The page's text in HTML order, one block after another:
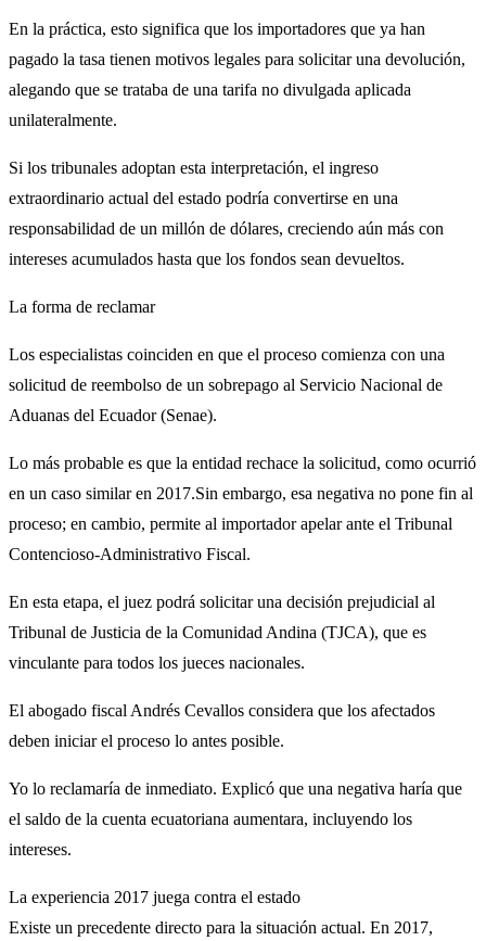
En la práctica, esto significa que los importadores que ya han
pagado la tasa tienen motivos legales para solicitar una devolución,
alegando que se trataba de una tarifa no divulgada aplicada
unilateralmente.
Si los tribunales adoptan esta interpretación, el ingreso
extraordinario actual del estado podría convertirse en una
responsabilidad de un millón de dólares, creciendo aún más con
intereses acumulados hasta que los fondos sean devueltos.
La forma de reclamar
Los especialistas coinciden en que el proceso comienza con una
solicitud de reembolso de un sobrepago al Servicio Nacional de
Aduanas del Ecuador (Senae).
Lo más probable es que la entidad rechace la solicitud, como ocurrió
en un caso similar en 2017.Sin embargo, esa negativa no pone fin al
proceso; en cambio, permite al importador apelar ante el Tribunal
Contencioso-Administrativo Fiscal.
En esta etapa, el juez podrá solicitar una decisión prejudicial al
Tribunal de Justicia de la Comunidad Andina (TJCA), que es
vinculante para todos los jueces nacionales.
El abogado fiscal Andrés Cevallos considera que los afectados
deben iniciar el proceso lo antes posible.
Yo lo reclamaría de inmediato. Explicó que una negativa haría que
el saldo de la cuenta ecuatoriana aumentara, incluyendo los
intereses.
La experiencia 2017 juega contra el estado
Existe un precedente directo para la situación actual. En 2017,